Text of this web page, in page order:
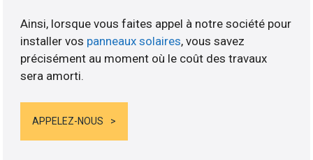
Ainsi, lorsque vous faites appel à notre société pour
installer vos panneaux solaires, vous savez
précisément au moment où le coût des travaux
sera amorti.
APPELEZ-NOUS